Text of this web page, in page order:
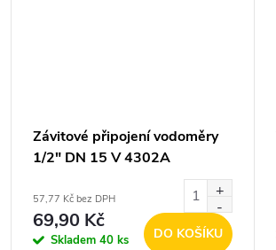
Závitové připojení vodoměry
1/2" DN 15 V 4302A
57,77 Kč bez DPH
69,90 Kč
Skladem 40 ks DO KOŠÍKU